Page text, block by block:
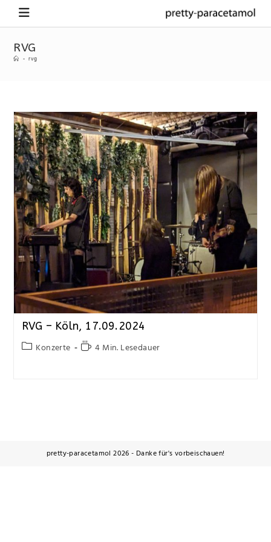
RVG
- rvg
RVG – Köln, 17.09.2024
Konzerte 4 Min. Lesedauer
pretty-paracetamol 2026 - Danke für's vorbeischauen!